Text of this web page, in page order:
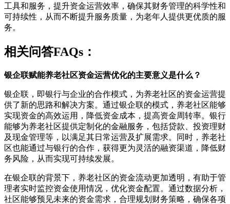
工具和服务，提升资金运营效率，确保其财务管理的科学性和
可持续性，从而不断提升服务质量，为老年人提供更优质的服
务。
相关问答FAQs：
银企联赋能养老社区资金运营优化的主要意义是什么？
银企联，即银行与企业的合作模式，为养老社区的资金运营提
供了新的思路和解决方案。通过银企联的模式，养老社区能够
实现资金的高效运用，降低资金成本，提高资金周转率。银行
能够为养老社区提供定制化的金融服务，包括贷款、投资理财
及现金管理等，以满足其日常运营及扩展需求。同时，养老社
区也能通过与银行的合作，获得更为灵活的融资渠道，降低财
务风险，从而实现可持续发展。
在银企联的背景下，养老社区的资金流动更加透明，有助于管
理者实时监控资金使用情况，优化资金配置。通过数据分析，
社区能够预见未来的资金需求，合理规划财务策略，确保各项